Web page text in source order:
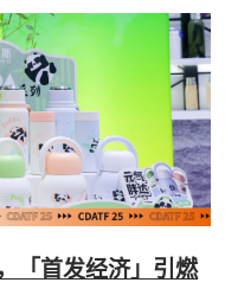
「首发经济」引燃